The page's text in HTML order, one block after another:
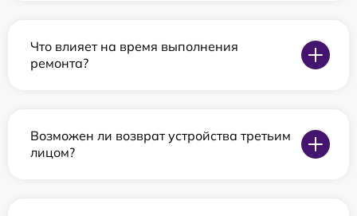
Что влияет на время выполнения
ремонта?
Возможен ли возврат устройства третьим
лицом?